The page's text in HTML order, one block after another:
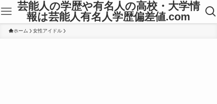
芸能人の学歴や有名人の高校・大学情
報は芸能人有名人学歴偏差値.com
ホーム 女性アイドル